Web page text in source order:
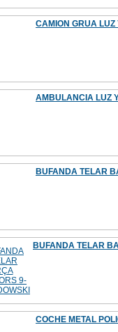
CAMION GRUA LUZ
AMBULANCIA LUZ
BUFANDA TELAR
BUFANDA TELAR
COCHE METAL